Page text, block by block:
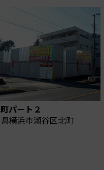
パート２
横浜市瀬谷区北町